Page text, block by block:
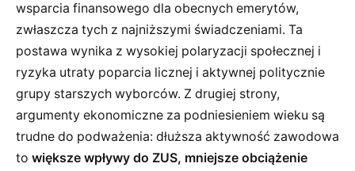
wsparcia finansowego dla obecnych emerytów,
zwłaszcza tych z najniższymi świadczeniami. Ta
postawa wynika z wysokiej polaryzacji społecznej i
ryzyka utraty poparcia licznej i aktywnej politycznie
grupy starszych wyborców. Z drugiej strony,
argumenty ekonomiczne za podniesieniem wieku są
trudne do podważenia: dłuższa aktywność zawodowa
to większe wpływy do ZUS, mniejsze obciążenie